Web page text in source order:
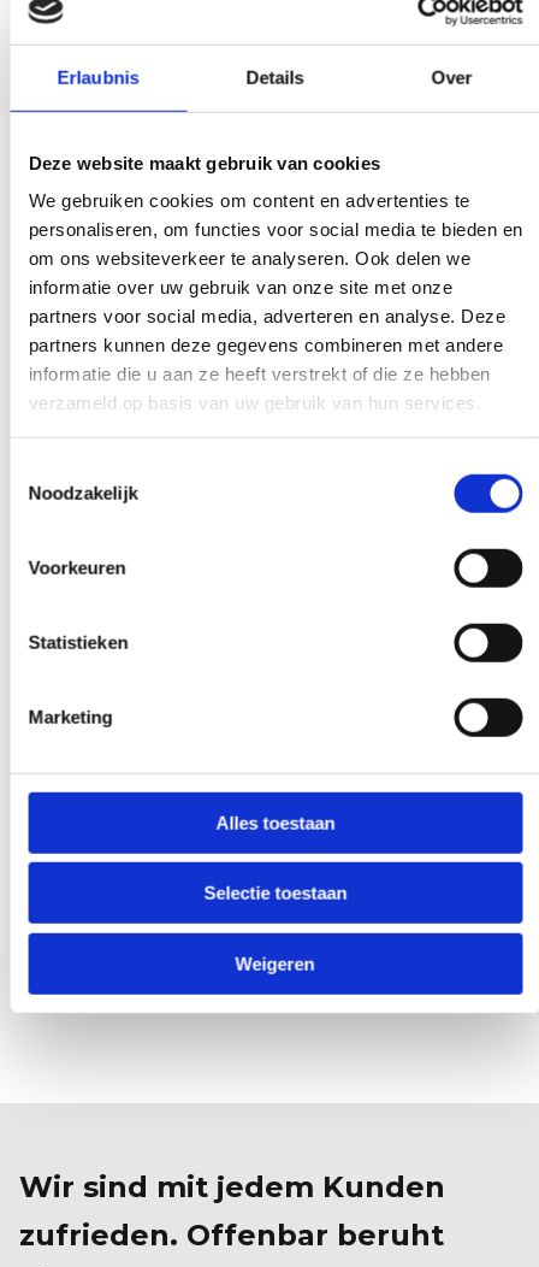
Erlaubnis Details Over
Deze website maakt gebruik van cookies
We gebruiken cookies om content en advertenties te
personaliseren, om functies voor social media te bieden en
om ons websiteverkeer te analyseren. Ook delen we
informatie over uw gebruik van onze site met onze
partners voor social media, adverteren en analyse. Deze
partners kunnen deze gegevens combineren met andere
informatie die u aan ze heeft verstrekt of die ze hebben
verzameld op basis van uw gebruik van hun services.
Noodzakelijk
Voorkeuren
Statistieken
Marketing
Alles toestaan
Selectie toestaan
Weigeren
Abfall. Überall wird Ihnen sofort die
nicht zu sehr verrückt, keine Sorge.
Experten, die Ihnen weiterhelfen
Wenn Sie eine Frage haben, die unsere
Arbeit betrifft, greifen Sie zum Telefon und
stellen Sie Ihre Frage. Unsere Experten
schaffen auf Wunsch Klarheit.
Frühe und späte Verfügbarkeit
Arbeitstages? Machen Sie es
machen - wenn möglich.
Sonderwunsch?
INFORMIEREN SIE UNS
Wir sind mit jedem Kunden
zufrieden. Offenbar beruht